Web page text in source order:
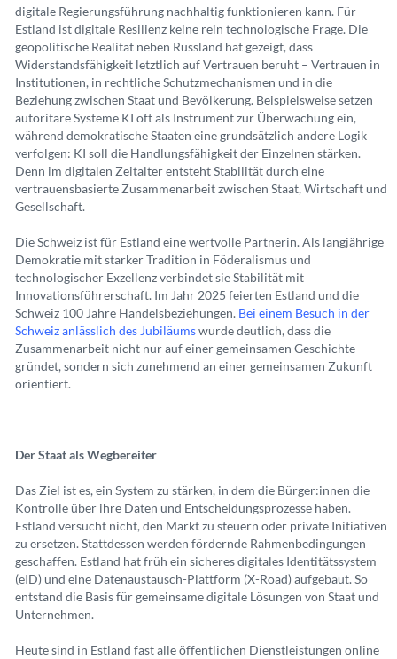
digitale Regierungsführung nachhaltig funktionieren kann. Für
Estland ist digitale Resilienz keine rein technologische Frage. Die
geopolitische Realität neben Russland hat gezeigt, dass
Widerstandsfähigkeit letztlich auf Vertrauen beruht – Vertrauen in
Institutionen, in rechtliche Schutzmechanismen und in die
Beziehung zwischen Staat und Bevölkerung. Beispielsweise setzen
autoritäre Systeme KI oft als Instrument zur Überwachung ein,
während demokratische Staaten eine grundsätzlich andere Logik
verfolgen: KI soll die Handlungsfähigkeit der Einzelnen stärken.
Denn im digitalen Zeitalter entsteht Stabilität durch eine
vertrauensbasierte Zusammenarbeit zwischen Staat, Wirtschaft und
Gesellschaft.
Die Schweiz ist für Estland eine wertvolle Partnerin. Als langjährige
Demokratie mit starker Tradition in Föderalismus und
technologischer Exzellenz verbindet sie Stabilität mit
Innovationsführerschaft. Im Jahr 2025 feierten Estland und die
Schweiz 100 Jahre Handelsbeziehungen. Bei einem Besuch in der
Schweiz anlässlich des Jubiläumswurde deutlich, dass die
Zusammenarbeit nicht nur auf einer gemeinsamen Geschichte
gründet, sondern sich zunehmend an einer gemeinsamen Zukunft
orientiert.
Der Staat als Wegbereiter
Das Ziel ist es, ein System zu stärken, in dem die Bürger:innen die
Kontrolle über ihre Daten und Entscheidungsprozesse haben.
Estland versucht nicht, den Markt zu steuern oder private Initiativen
zu ersetzen. Stattdessen werden fördernde Rahmenbedingungen
geschaffen. Estland hat früh ein sicheres digitales Identitätssystem
(eID) und eine Datenaustausch-Plattform (X-Road) aufgebaut. So
entstand die Basis für gemeinsame digitale Lösungen von Staat und
Unternehmen.
Heute sind in Estland fast alle öffentlichen Dienstleistungen online